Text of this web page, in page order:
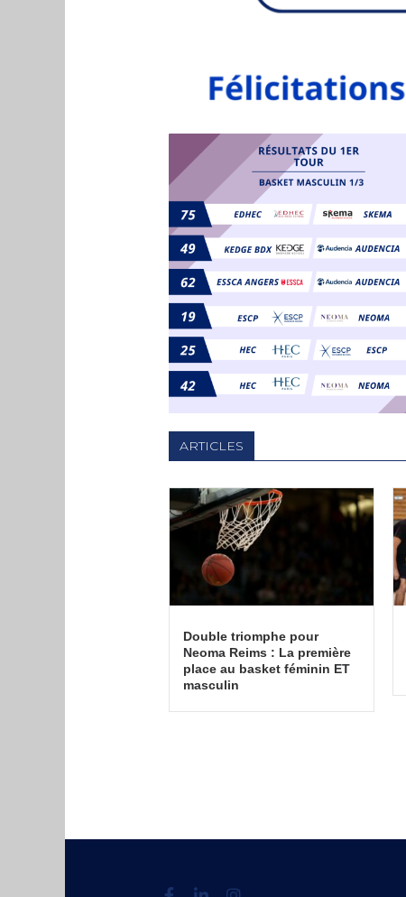
ARTICLES
Double triomphe pour
Neoma Reims : La première
place au basket féminin ET
masculin